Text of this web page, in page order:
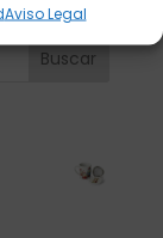
Aviso Legal
Buscar